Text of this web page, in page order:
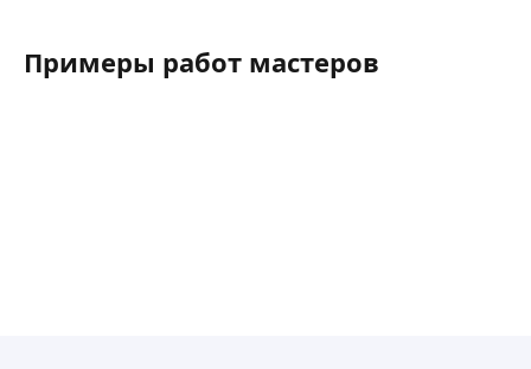
Примеры работ мастеров